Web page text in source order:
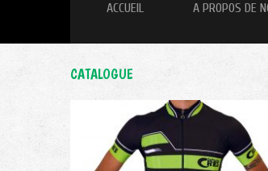
ACCUEIL A PROPOS DE
CATALOGUE